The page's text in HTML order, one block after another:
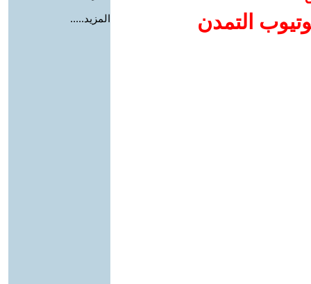
التمدن
المزيد.....